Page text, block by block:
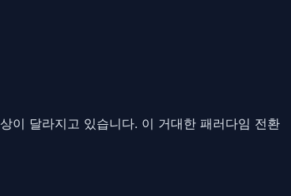
이 달라지고 있습니다. 이 거대한 패러다임 전환